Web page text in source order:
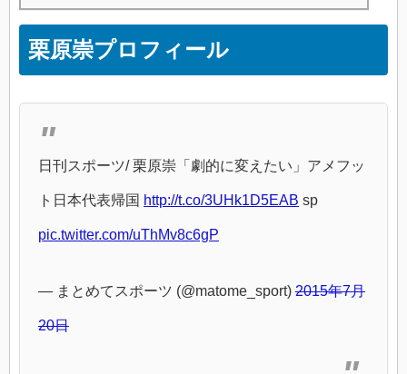
栗原崇プロフィール
日刊スポーツ/ 栗原崇「劇的に変えたい」アメフッ
ト日本代表帰国 http://t.co/3UHk1D5EAB sp
pic.twitter.com/uThMv8c6gP
— まとめてスポーツ (@matome_sport) 2015年7月
20日